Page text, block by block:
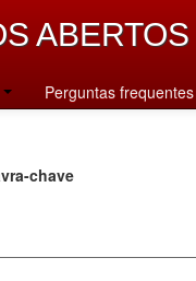
Perguntas frequentes
chave